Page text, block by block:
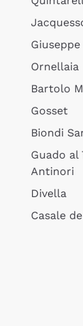
Ornellaia
Bartolo
Gosset
Biondi
Guado al
Antinori
Divella
Casale